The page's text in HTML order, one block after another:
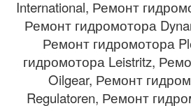
International, Ремонт
Ремонт гидромотора
Ремонт гидромотора
гидромотора Leistritz,
Oilgear, Ремонт
Regulatoren, Ремонт